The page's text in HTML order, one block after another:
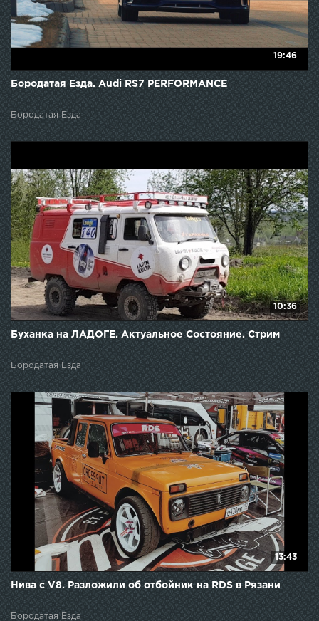
19:46
Бородатая Езда. Audi RS7 PERFORMANCE
Бородатая Езда
10:36
Буханка на ЛАДОГЕ. Актуальное Состояние. Стрим
Бородатая Езда
13:43
Нива с V8. Разложили об отбойник на RDS в Рязани
Бородатая Езда